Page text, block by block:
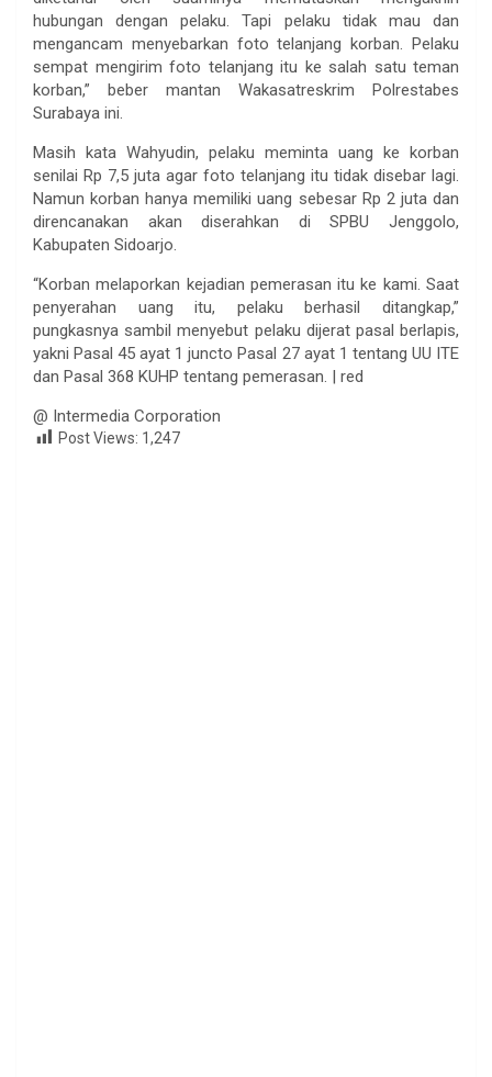
hubungan dengan pelaku. Tapi pelaku tidak mau dan
mengancam menyebarkan foto telanjang korban. Pelaku
sempat mengirim foto telanjang itu ke salah satu teman
korban,” beber mantan Wakasatreskrim Polrestabes
Surabaya ini.
Masih kata Wahyudin, pelaku meminta uang ke korban
senilai Rp 7,5 juta agar foto telanjang itu tidak disebar lagi.
Namun korban hanya memiliki uang sebesar Rp 2 juta dan
direncanakan akan diserahkan di SPBU Jenggolo,
Kabupaten Sidoarjo.
“Korban melaporkan kejadian pemerasan itu ke kami. Saat
penyerahan uang itu, pelaku berhasil ditangkap,”
pungkasnya sambil menyebut pelaku dijerat pasal berlapis,
yakni Pasal 45 ayat 1 juncto Pasal 27 ayat 1 tentang UU ITE
dan Pasal 368 KUHP tentang pemerasan. | red
@ Intermedia Corporation
Post Views: 1,247